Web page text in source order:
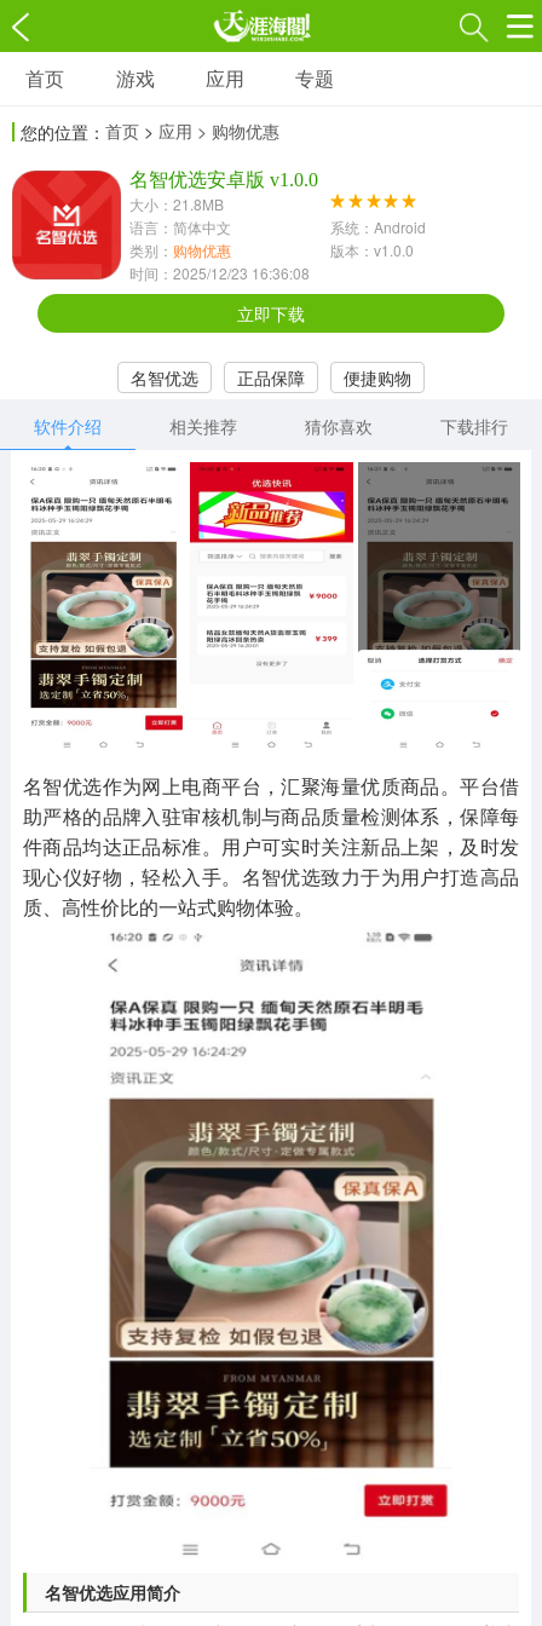
游戏
3697款应用
1597款应用
休闲益智
13387款应用
2196款应用
冒险解谜
1072款应用
418款应用
568款应用
音乐舞蹈
269款应用
2716款应用
515款应用
其他
1654款应用
游戏助手
515款应用
MOD游戏
1056款应用
首页 游戏 应用 专题
您的位置： 首页 > 应用 > 购物优惠
名智优选安卓版 v1.0.0
大小：21.8MB
语言：简体中文
系统：Android
类别： 购物优惠
版本：v1.0.0
时间：2025/12/23 16:36:08
立即下载
名智优选 正品保障
便捷购物
软件介绍
相关推荐 猜你喜欢 下载排行
名智优选作为网上电商平台，汇聚海量优质商品。平台借
助严格的品牌入驻审核机制与商品质量检测体系，保障每
件商品均达正品标准。用户可实时关注新品上架，及时发
现心仪好物，轻松入手。名智优选致力于为用户打造高品
质、高性价比的一站式购物体验。
名智优选应用简介